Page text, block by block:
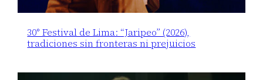
30° Festival de Lima: “Jaripeo” (2026),
tradiciones sin fronteras ni prejuicios